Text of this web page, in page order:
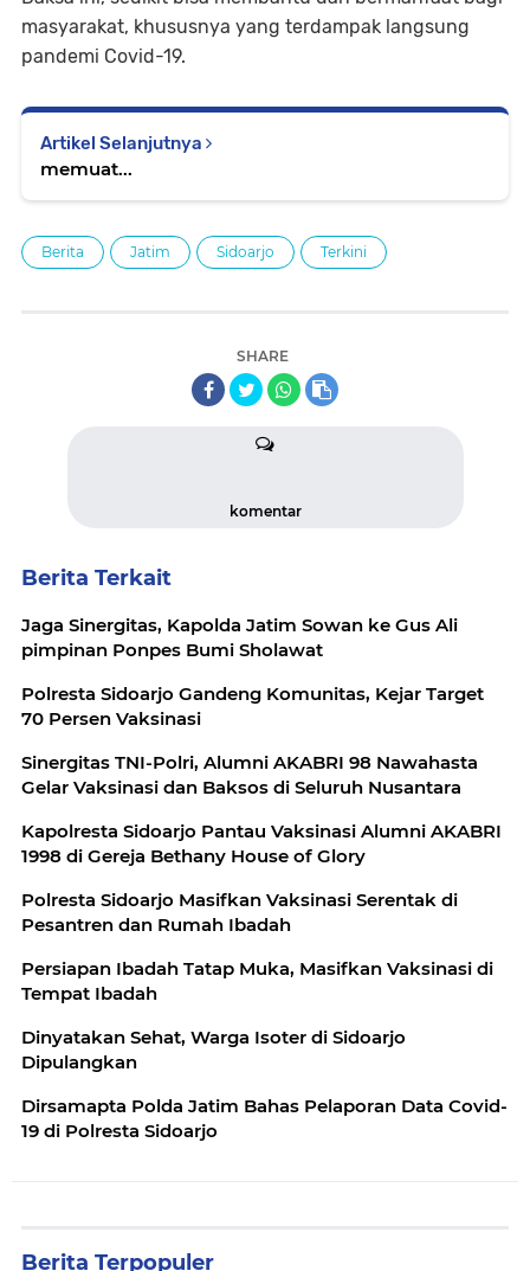
masyarakat, khususnya yang terdampak langsung
pandemi Covid-19.
Artikel Selanjutnya
memuat...
Berita Jatim Sidoarjo Terkini
SHARE
komentar
Berita Terkait
Jaga Sinergitas, Kapolda Jatim Sowan ke Gus Ali
pimpinan Ponpes Bumi Sholawat
Polresta Sidoarjo Gandeng Komunitas, Kejar Target
70 Persen Vaksinasi
Sinergitas TNI-Polri, Alumni AKABRI 98 Nawahasta
Gelar Vaksinasi dan Baksos di Seluruh Nusantara
Kapolresta Sidoarjo Pantau Vaksinasi Alumni AKABRI
1998 di Gereja Bethany House of Glory
Polresta Sidoarjo Masifkan Vaksinasi Serentak di
Pesantren dan Rumah Ibadah
Persiapan Ibadah Tatap Muka, Masifkan Vaksinasi di
Tempat Ibadah
Dinyatakan Sehat, Warga Isoter di Sidoarjo
Dipulangkan
Dirsamapta Polda Jatim Bahas Pelaporan Data Covid-
19 di Polresta Sidoarjo
Berita Terpopuler